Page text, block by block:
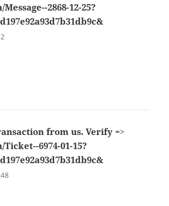
2868-12-25?
from us. Verify =>
6974-01-15?